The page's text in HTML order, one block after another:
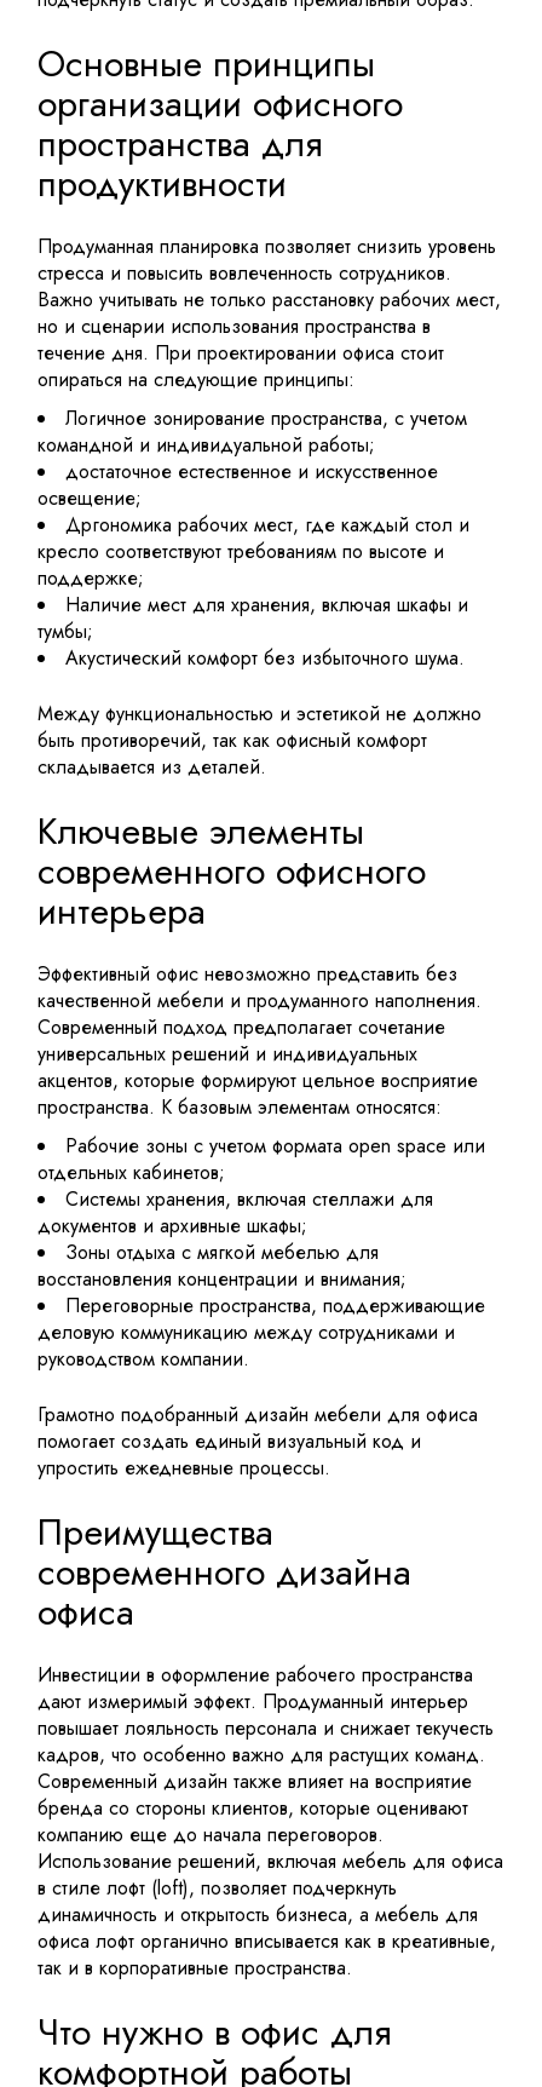
Основные принципы
организации офисного
пространства для
продуктивности
Продуманная планировка позволяет снизить уровень
стресса и повысить вовлеченность сотрудников.
Важно учитывать не только расстановку рабочих мест,
но и сценарии использования пространства в
течение дня. При проектировании офиса стоит
опираться на следующие принципы:
Логичное зонирование пространства, с учетом
командной и индивидуальной работы;
достаточное естественное и искусственное
освещение;
Дргономика рабочих мест, где каждый стол и
кресло соответствуют требованиям по высоте и
поддержке;
Наличие мест для хранения, включая шкафы и
тумбы;
Акустический комфорт без избыточного шума.
Между функциональностью и эстетикой не должно
быть противоречий, так как офисный комфорт
складывается из деталей.
Ключевые элементы
современного офисного
интерьера
Эффективный офис невозможно представить без
качественной мебели и продуманного наполнения.
Современный подход предполагает сочетание
универсальных решений и индивидуальных
акцентов, которые формируют цельное восприятие
пространства. К базовым элементам относятся:
Рабочие зоны с учетом формата open space или
отдельных кабинетов;
Системы хранения, включая стеллажи для
документов и архивные шкафы;
Зоны отдыха с мягкой мебелью для
восстановления концентрации и внимания;
Переговорные пространства, поддерживающие
деловую коммуникацию между сотрудниками и
руководством компании.
Грамотно подобранный дизайн мебели для офиса
помогает создать единый визуальный код и
упростить ежедневные процессы.
Преимущества
современного дизайна
офиса
Инвестиции в оформление рабочего пространства
дают измеримый эффект. Продуманный интерьер
повышает лояльность персонала и снижает текучесть
кадров, что особенно важно для растущих команд.
Современный дизайн также влияет на восприятие
бренда со стороны клиентов, которые оценивают
компанию еще до начала переговоров.
Использование решений, включая мебель для офиса
в стиле лофт (loft), позволяет подчеркнуть
динамичность и открытость бизнеса, а мебель для
офиса лофт органично вписывается как в креативные,
так и в корпоративные пространства.
Что нужно в офис для
комфортной работы